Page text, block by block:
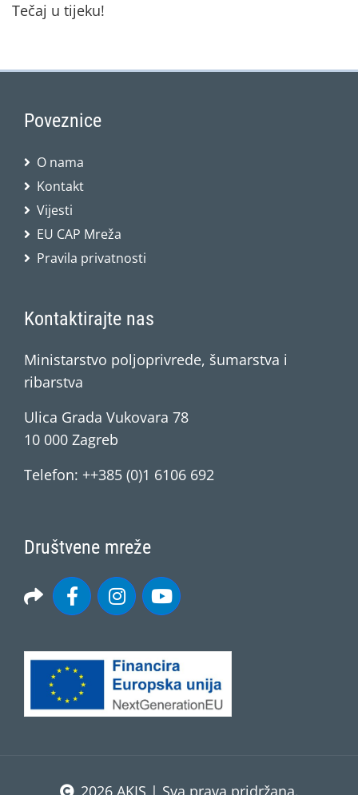
Tečaj u tijeku!
Poveznice
O nama
Kontakt
Vijesti
EU CAP Mreža
Pravila privatnosti
Kontaktirajte nas
Ministarstvo poljoprivrede, šumarstva i
ribarstva
Ulica Grada Vukovara 78
10 000 Zagreb
Telefon: ++385 (0)1 6106 692
Društvene mreže
2026 AKIS | Sva prava pridržana.